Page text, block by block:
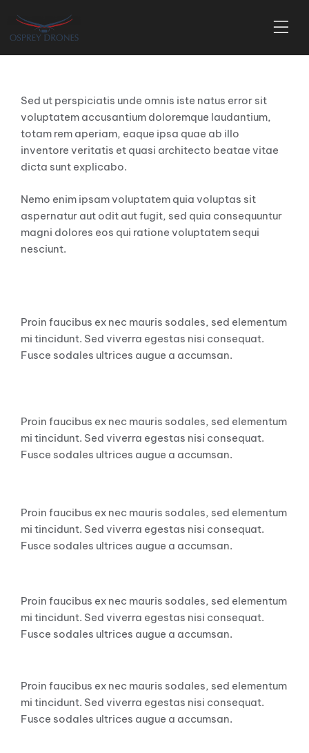
Sed ut perspiciatis unde omnis iste natus error sit
voluptatem accusantium doloremque laudantium,
totam rem aperiam, eaque ipsa quae ab illo
inventore veritatis et quasi architecto beatae vitae
dicta sunt explicabo.
Nemo enim ipsam voluptatem quia voluptas sit
aspernatur aut odit aut fugit, sed quia consequuntur
magni dolores eos qui ratione voluptatem sequi
nesciunt.
Proin faucibus ex nec mauris sodales, sed elementum
mi tincidunt. Sed viverra egestas nisi consequat.
Fusce sodales ultrices augue a accumsan.
Proin faucibus ex nec mauris sodales, sed elementum
mi tincidunt. Sed viverra egestas nisi consequat.
Fusce sodales ultrices augue a accumsan.
Proin faucibus ex nec mauris sodales, sed elementum
mi tincidunt. Sed viverra egestas nisi consequat.
Fusce sodales ultrices augue a accumsan.
Proin faucibus ex nec mauris sodales, sed elementum
mi tincidunt. Sed viverra egestas nisi consequat.
Fusce sodales ultrices augue a accumsan.
Proin faucibus ex nec mauris sodales, sed elementum
mi tincidunt. Sed viverra egestas nisi consequat.
Fusce sodales ultrices augue a accumsan.